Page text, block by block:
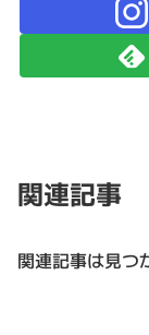
関連記事
関連記事は見つ